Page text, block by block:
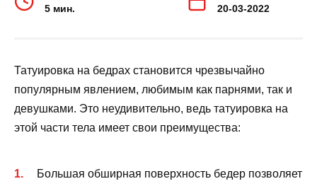
5 мин. 20-03-2022
Татуировка на бедрах становится чрезвычайно
популярным явлением, любимым как парнями, так и
девушками. Это неудивительно, ведь татуировка на
этой части тела имеет свои преимущества:
Большая обширная поверхность бедер позволяет